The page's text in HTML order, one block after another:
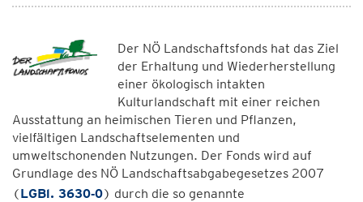
Der NÖ Landschaftsfonds hat das Ziel
der Erhaltung und Wiederherstellung
einer ökologisch intakten
Kulturlandschaft mit einer reichen
Ausstattung an heimischen Tieren und Pflanzen,
vielfältigen Landschaftselementen und
umweltschonenden Nutzungen. Der Fonds wird auf
Grundlage des NÖ Landschaftsabgabegesetzes 2007
(LGBl. 3630‑0) durch die so genannte